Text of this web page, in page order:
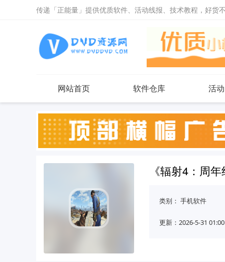
传递「正能量」提供优质软件、活动线报、技术教程，好货
网站首页 软件仓库 活
《辐射4：周
类别： 手机软件
更新：2026-5-31